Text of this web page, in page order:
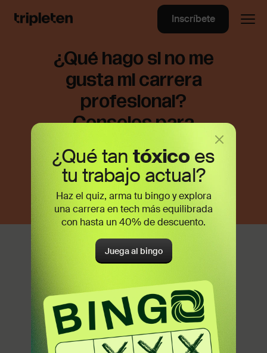
Inscríbete
¿Qué hago si no me
gusta mi carrera
profesional?
Consejos para
encontrar tu
verdadera vocación
Conoce la historia de Ana. Al igual que
muchas otras profesionistas,
actualmente no está satisfecha con su
carrera profesional. Siente que no tiene
posibilidades de crecimiento
personales, laborales y tampoco
salariales. Está en un punto de su vida,
¿Qué tan tóxico es
tu trabajo actual?
Haz el quiz, arma tu bingo y explora
una carrera en tech más equilibrada
con hasta un 40% de descuento.
Juega al bingo